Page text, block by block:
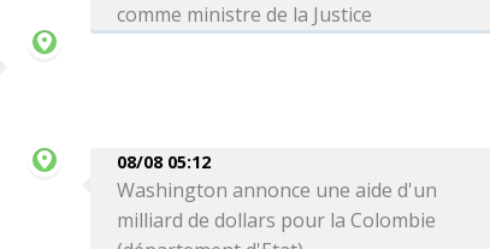
comme ministre de la Justice
08/08 05:12
Washington annonce une aide d'un
milliard de dollars pour la Colombie